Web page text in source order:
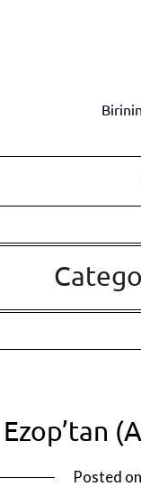
Ezop’tan
Posted on